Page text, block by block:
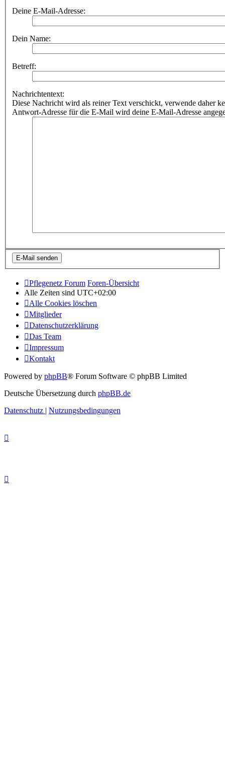
Deine E-Mail-Adresse:
Dein Name:
Betreff:
Nachrichtentext:
Diese Nachricht wird als reiner Text verschickt, verwende daher
Antwort-Adresse für die E-Mail wird deine E-Mail-Adresse
Pflegenetz Forum Foren-Übersicht
Alle Zeiten sind UTC+02:00
Alle Cookies löschen
Mitglieder
Datenschutzerklärung
Das Team
Impressum
Kontakt
Powered by phpBB® Forum Software © phpBB Limited
Deutsche Übersetzung durch phpBB.de
Datenschutz
Nutzungsbedingungen